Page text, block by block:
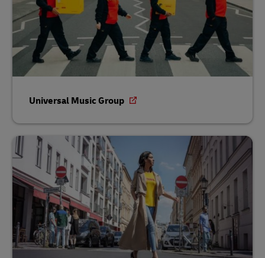
Universal Music Group